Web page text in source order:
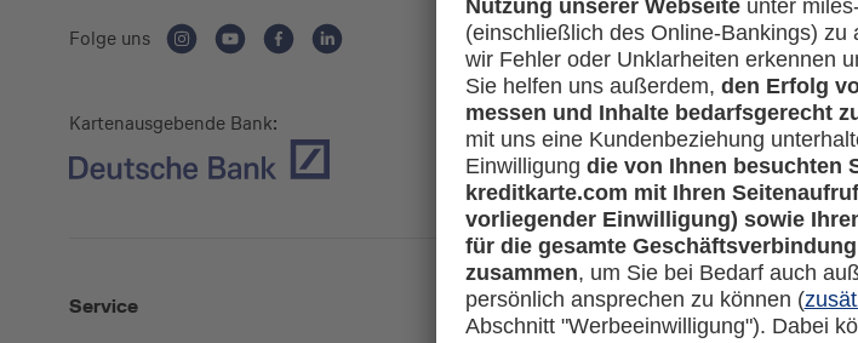
Folge uns
Kartenausgebende Bank:
Service Mehr